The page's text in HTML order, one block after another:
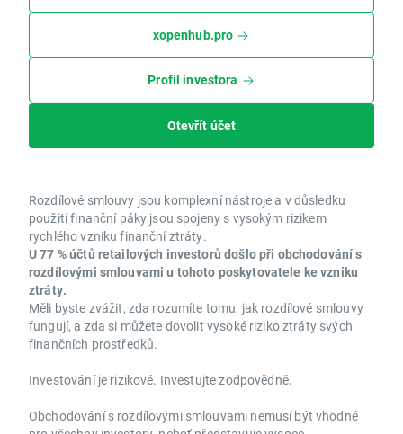
xopenhub.pro
Profil investora
Otevřít účet
Rozdílové smlouvy jsou komplexní nástroje a v důsledku
použití finanční páky jsou spojeny s vysokým rizikem
rychlého vzniku finanční ztráty.
U 77 % účtů retailových investorů došlo při obchodování s
rozdílovými smlouvami u tohoto poskytovatele ke vzniku
ztráty.
Měli byste zvážit, zda rozumíte tomu, jak rozdílové smlouvy
fungují, a zda si můžete dovolit vysoké riziko ztráty svých
finančních prostředků.
Investování je rizikové. Investujte zodpovědně.
Obchodování s rozdílovými smlouvami nemusí být vhodné